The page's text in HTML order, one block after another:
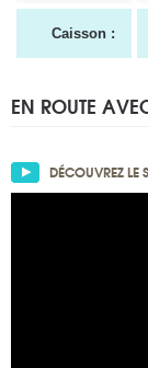
Caisson :
EN ROUTE
DÉCOUVREZ